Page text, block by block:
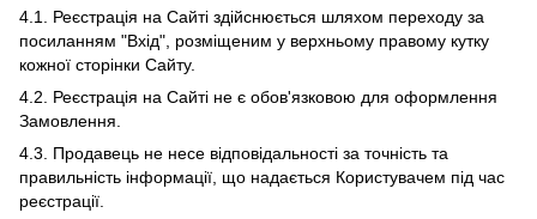
4.1. Реєстрація на Сайті здійснюється шляхом переходу за
посиланням "Вхід", розміщеним у верхньому правому кутку
кожної сторінки Сайту.
4.2. Реєстрація на Сайті не є обов'язковою для оформлення
Замовлення.
4.3. Продавець не несе відповідальності за точність та
правильність інформації, що надається Користувачем під час
реєстрації.